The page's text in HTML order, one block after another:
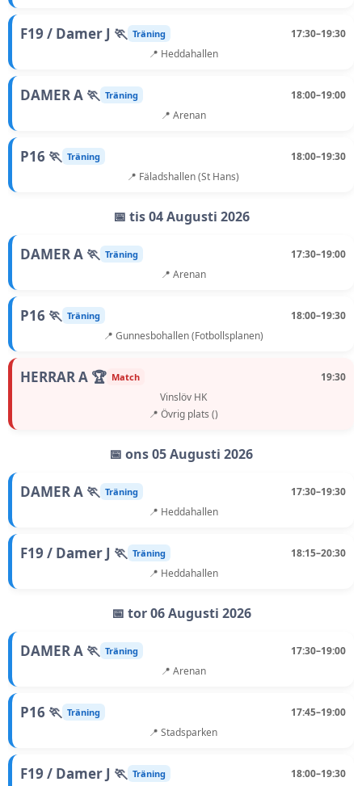
F19 / Damer J 🏃 Träning
17:30–19:30
📍 Heddahallen
DAMER A 🏃 Träning
18:00–19:00
📍 Arenan
P16 🏃 Träning
18:00–19:30
📍 Fäladshallen (St Hans)
📅 tis 04 Augusti 2026
DAMER A 🏃 Träning
17:30–19:00
📍 Arenan
P16 🏃 Träning
18:00–19:30
📍 Gunnesbohallen (Fotbollsplanen)
HERRAR A 🏆 Match
19:30
Vinslöv HK
📍 Övrig plats ()
📅 ons 05 Augusti 2026
DAMER A 🏃 Träning
17:30–19:30
📍 Heddahallen
F19 / Damer J 🏃 Träning
18:15–20:30
📍 Heddahallen
📅 tor 06 Augusti 2026
DAMER A 🏃 Träning
17:30–19:00
📍 Arenan
P16 🏃 Träning
17:45–19:00
📍 Stadsparken
F19 / Damer J 🏃 Träning
18:00–19:30